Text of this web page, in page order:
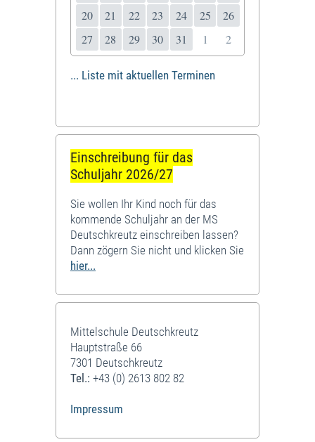
20
21 22 23 24 25
26
27
28 29 30 31 1 2
... Liste mit aktuellen Terminen
Einschreibung für das
Schuljahr 2026/27
Sie wollen Ihr Kind noch für das
kommende Schuljahr an der MS
Deutschkreutz einschreiben lassen?
Dann zögern Sie nicht und klicken Sie
hier...
Mittelschule Deutschkreutz
Hauptstraße 66
7301 Deutschkreutz
Tel.: +43 (0) 2613 802 82
Impressum